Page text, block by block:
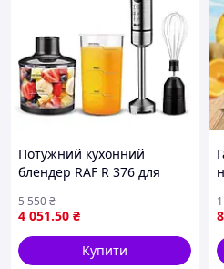
Потужний кухонний
блендер RAF R 376 для
страв
4 051.50 ₴
5 550₴
Купити